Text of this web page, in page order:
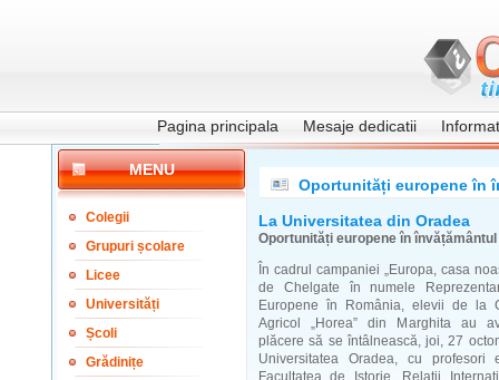
Pagina principala Mesaje dedicatii
MENU
Colegii
Grupuri școlare
Licee
Universități
Școli
Grădinițe
Oportunități europene în
La Universitatea din Oradea
Oportunități europene în
În cadrul campaniei „Europa, casa
de Chelgate în numele
Europene în România, elevii de la
Agricol „Horea” din Marghita au
plăcere să se întâlnească, joi, 27
Universitatea Oradea, cu profesori
Facultatea de Istorie, Relații